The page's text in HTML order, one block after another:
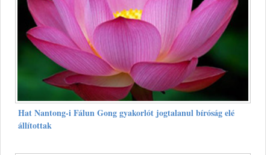
Hat Nantong-i Fálun Gong gyakorlót jogtalanul bíróság elé
állítottak